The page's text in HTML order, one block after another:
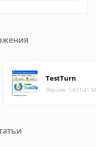
TestTurn
Версия: 1.0 (1.41